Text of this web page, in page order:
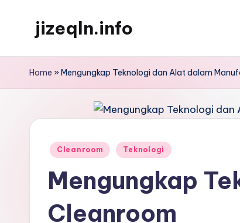
jizeqln.info
Kami
Terpercaya
Home »Mengungkap Teknologi dan Alat dalam
Posted
Cleanroom Teknologi
Mengungkap
Cleanroom